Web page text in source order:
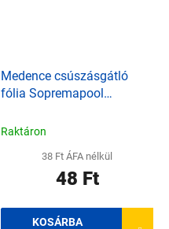
Medence csúszásgátló
fólia Sopremapool
Raktáron
38 Ft ÁFA nélkül
48 Ft
KOSÁRBA